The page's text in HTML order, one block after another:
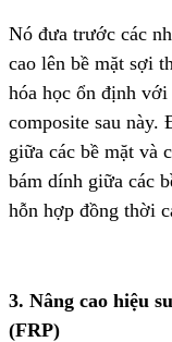
Nó đưa trước các
cao lên bề mặt sợi
hóa học ổn định
composite sau này.
giữa các bề mặt và
bám dính giữa các
hỗn hợp đồng thời
3. Nâng cao hiệu
(FRP)